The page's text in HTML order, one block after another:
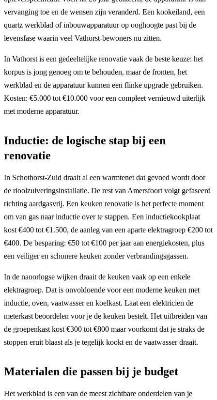
vervanging toe en de wensen zijn veranderd. Een kookeiland, een
quartz werkblad of inbouwapparatuur op ooghoogte past bij de
levensfase waarin veel Vathorst-bewoners nu zitten.
In Vathorst is een gedeeltelijke renovatie vaak de beste keuze: het
korpus is jong genoeg om te behouden, maar de fronten, het
werkblad en de apparatuur kunnen een flinke upgrade gebruiken.
Kosten: €5.000 tot €10.000 voor een compleet vernieuwd uiterlijk
met moderne apparatuur.
Inductie: de logische stap bij een
renovatie
In Schothorst-Zuid draait al een warmtenet dat gevoed wordt door
de rioolzuiveringsinstallatie. De rest van Amersfoort volgt gefaseerd
richting aardgasvrij. Een keuken renovatie is het perfecte moment
om van gas naar inductie over te stappen. Een inductiekookplaat
kost €400 tot €1.500, de aanleg van een aparte elektragroep €200 tot
€400. De besparing: €50 tot €100 per jaar aan energiekosten, plus
een veiliger en schonere keuken zonder verbrandingsgassen.
In de naoorlogse wijken draait de keuken vaak op een enkele
elektragroep. Dat is onvoldoende voor een moderne keuken met
inductie, oven, vaatwasser en koelkast. Laat een elektricien de
meterkast beoordelen voor je de keuken bestelt. Het uitbreiden van
de groepenkast kost €300 tot €800 maar voorkomt dat je straks de
stoppen eruit blaast als je tegelijk kookt en de vaatwasser draait.
Materialen die passen bij je budget
Het werkblad is een van de meest zichtbare onderdelen van je